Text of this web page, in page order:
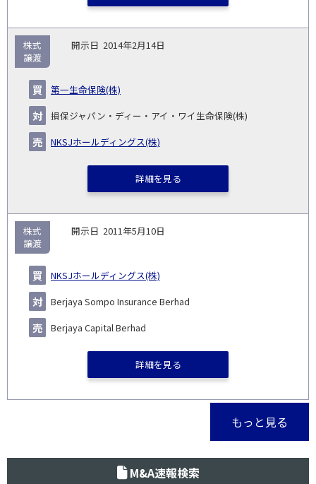
2014年2月14日
第一生命保険(株)
損保ジャパン・ディー・アイ・ワイ生命保険(株)
NKSJホールディングス(株)
株式
譲渡
詳細を見る
2011年5月10日
NKSJホールディングス(株)
Berjaya Sompo Insurance Berhad
Berjaya Capital Berhad
株式
譲渡
詳細を見る
もっと見る
M&A速報検索